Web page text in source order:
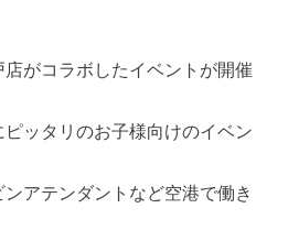
がコラボしたイベントが開催
ッタリのお子様向けのイベン
アテンダントなど空港で働き